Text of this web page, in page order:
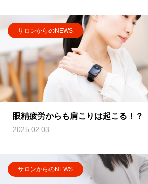
サロンからのNEWS
眼精疲労からも肩こりは起こる！？
2025.02.03
サロンからのNEWS